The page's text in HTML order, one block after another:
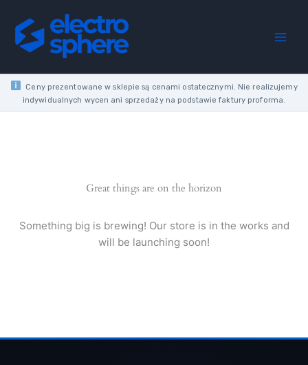
content
Ceny prezentowane w sklepie są cenami ostatecznymi. Nie realizujemy
indywidualnych wycen ani sprzedaży na podstawie faktury proforma.
Great things are on the horizon
Something big is brewing! Our store is in the works and
will be launching soon!
nozzle,
30
mm
quantity